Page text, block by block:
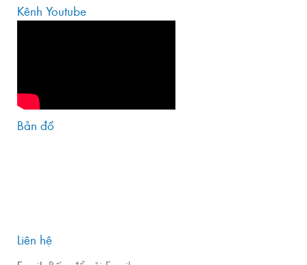
Kênh Youtube
Bản đồ
Liên hệ